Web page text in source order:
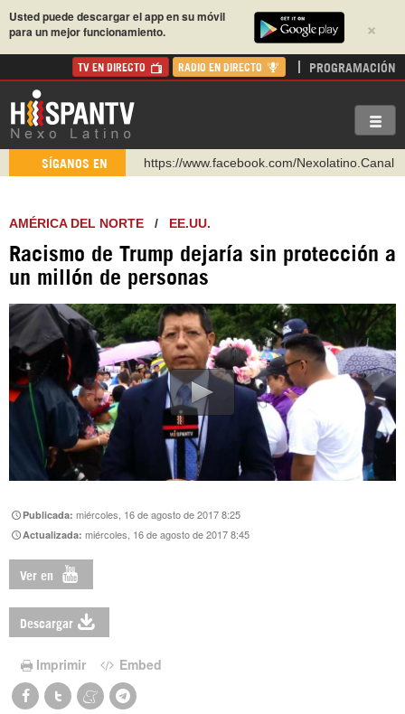
×
Usted puede descargar el app en su móvil
para un mejor funcionamiento.
TV EN DIRECTO RADIO EN DIRECTO PROGRAMACIÓN
SÍGANOS EN
https://www.facebook.com/Nexolatino.Canal
https://www.youtube.com/@nexo_latino
https://t.me/hispantvcanal
https://urmedium.com/c/hispantv
WhatsApp y Viber: +98 921 79 29 404
Instagram como: hispan_tv
AMÉRICA DEL NORTE / EE.UU.
Racismo de Trump dejaría sin protección a
un millón de personas
Publicada:miércoles, 16 de agosto de 2017 8:25
Actualizada:miércoles, 16 de agosto de 2017 8:45
Ver en
Descargar
Imprimir Embed